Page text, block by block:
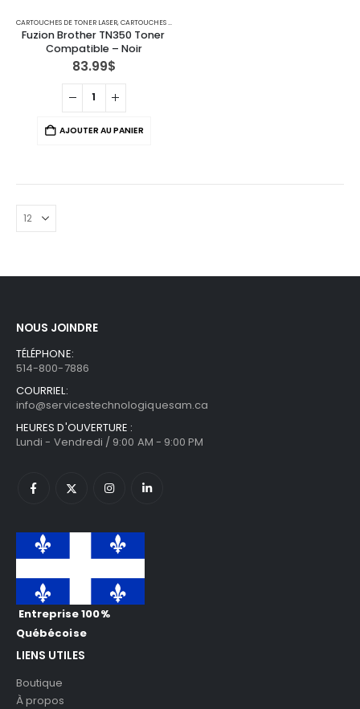
CARTOUCHES DE TONER LASER,CARTOUCHES POUR IMPRIMANTES BROTHER
Fuzion Brother TN350 Toner
Compatible – Noir
83.99$
AJOUTER AU PANIER
NOUS JOINDRE
TÉLÉPHONE:
514-800-7886
COURRIEL:
info@servicestechnologiquesam.ca
HEURES D'OUVERTURE :
Lundi - Vendredi / 9:00 AM - 9:00 PM
Entreprise 100%
Québécoise
LIENS UTILES
Boutique
À propos